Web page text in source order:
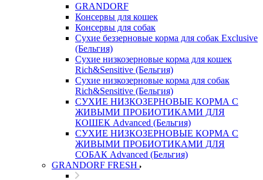
GRANDORF
Консервы для кошек
Консервы для собак
Сухие беззерновые корма для собак Exclusive
(Бельгия)
Сухие низкозерновые корма для кошек
Rich&Sensitive (Бельгия)
Сухие низкозерновые корма для собак
Rich&Sensitive (Бельгия)
СУХИЕ НИЗКОЗЕРНОВЫЕ КОРМА С
ЖИВЫМИ ПРОБИОТИКАМИ ДЛЯ
КОШЕК Advanced (Бельгия)
СУХИЕ НИЗКОЗЕРНОВЫЕ КОРМА С
ЖИВЫМИ ПРОБИОТИКАМИ ДЛЯ
СОБАК Advanced (Бельгия)
GRANDORF FRESH